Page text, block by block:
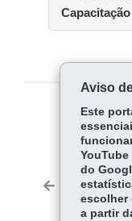
Capacitação
Voltar
Aviso
Este
do
escolher
a partir